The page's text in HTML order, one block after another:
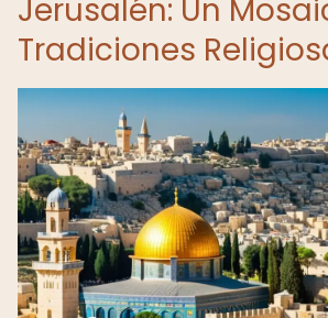
Jerusalén: Un
Tradiciones